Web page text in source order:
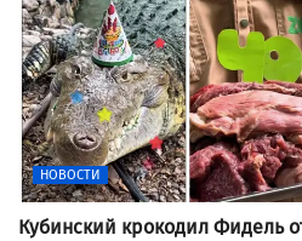
НОВОСТИ
Кубинский крокодил Фидель